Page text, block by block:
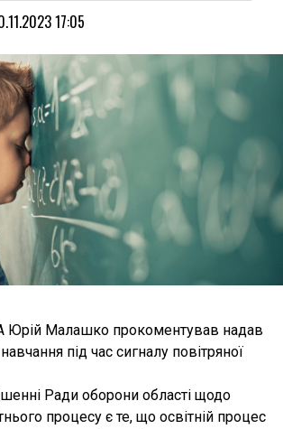
17:05
Юрій Малашко прокоментував надав
під час сигналу повітряної
Ради оборони області щодо
процесу є те, що освітній процес